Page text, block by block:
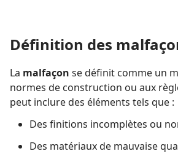
Définition des
La malfaçon se définit comme un
normes de construction ou aux
peut inclure des éléments tels que :
Des finitions incomplètes ou
Des matériaux de mauvaise